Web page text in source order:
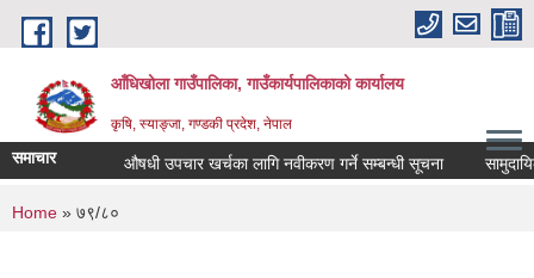
Skip to main content
आँधिखोला गाउँपालिका, गाउँकार्यपालिकाको कार्यालय
कृषि, स्याङ्जा, गण्डकी प्रदेश, नेपाल
समाचार औषधी उपचार खर्चका लागि नवीकरण गर्ने सम्बन्धी सूचना
You are here
Home » ७९/८०